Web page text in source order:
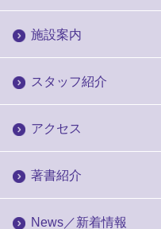
施設案内
スタッフ紹介
アクセス
著書紹介
News／新着情報